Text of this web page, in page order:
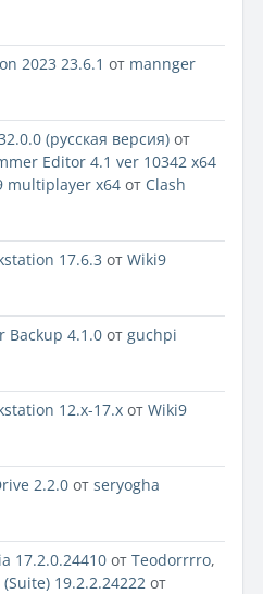
2023 23.6.1 от mannger
(русская версия) от
Editor 4.1 ver 10342 x64
multiplayer x64 от Clash
17.6.3 от Wiki9
Backup 4.1.0 от guchpi
12.x-17.x от Wiki9
2.2.0 от seryogha
17.2.0.24410 от Teodorrrro,
19.2.2.24222 от